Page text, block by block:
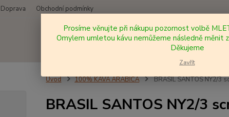
Doprava Obchodní podmínky
Hledat
Úvod 100% KÁVA ARABICA BRASIL SANTOS NY2/3
BRASIL SANTOS NY2/3
Prosíme věnujte při nákupu pozornost volbě
Omylem umletou kávu nemůžeme následně měnit
Děkujeme
Zavřít